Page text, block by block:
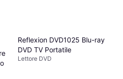
Reflexion DVD1025 Blu-ray
DVD TV Portatile
Lettore DVD